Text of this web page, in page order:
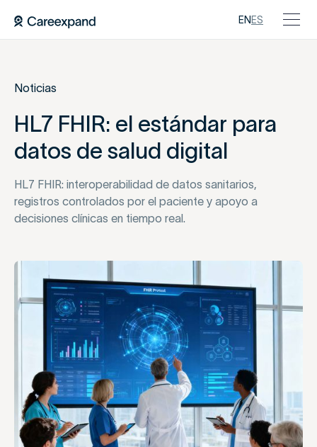
ENES
Noticias
HL7 FHIR: el estándar para
datos de salud digital
HL7 FHIR: interoperabilidad de datos sanitarios,
registros controlados por el paciente y apoyo a
decisiones clínicas en tiempo real.